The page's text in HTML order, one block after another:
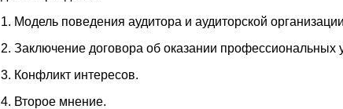
1. Модель поведения аудитора и аудиторской
2. Заключение договора об оказании профессиональных
3. Конфликт интересов.
4. Второе мнение.